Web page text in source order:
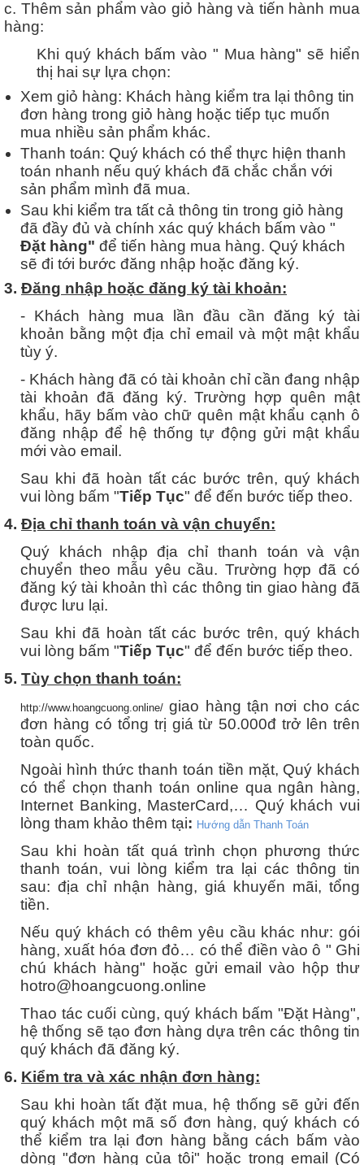
c. Thêm sản phẩm vào giỏ hàng và tiến hành mua
hàng:
Khi quý khách bấm vào " Mua hàng" sẽ hiển
thị hai sự lựa chọn:
Xem giỏ hàng: Khách hàng kiểm tra lại thông tin
đơn hàng trong giỏ hàng hoặc tiếp tục muốn
mua nhiều sản phẩm khác.
Thanh toán: Quý khách có thể thực hiện thanh
toán nhanh nếu quý khách đã chắc chắn với
sản phẩm mình đã mua.
Sau khi kiểm tra tất cả thông tin trong giỏ hàng
đã đầy đủ và chính xác quý khách bấm vào "
Đặt hàng" để tiến hàng mua hàng. Quý khách
sẽ đi tới bước đăng nhập hoặc đăng ký.
3. Đăng nhập hoặc đăng ký tài khoản:
- Khách hàng mua lần đầu cần đăng ký tài
khoản bằng một địa chỉ email và một mật khẩu
tùy ý.
- Khách hàng đã có tài khoản chỉ cần đang nhập
tài khoản đã đăng ký. Trường hợp quên mật
khẩu, hãy bấm vào chữ quên mật khẩu cạnh ô
đăng nhập để hệ thống tự động gửi mật khẩu
mới vào email.
Sau khi đã hoàn tất các bước trên, quý khách
vui lòng bấm "Tiếp Tục" để đến bước tiếp theo.
4. Địa chỉ thanh toán và vận chuyển:
Quý khách nhập địa chỉ thanh toán và vận
chuyển theo mẫu yêu cầu. Trường hợp đã có
đăng ký tài khoản thì các thông tin giao hàng đã
được lưu lại.
Sau khi đã hoàn tất các bước trên, quý khách
vui lòng bấm "Tiếp Tục" để đến bước tiếp theo.
5. Tùy chọn thanh toán:
http://www.hoangcuong.online/ giao hàng tận nơi cho các
đơn hàng có tổng trị giá từ 50.000đ trở lên trên
toàn quốc.
Ngoài hình thức thanh toán tiền mặt, Quý khách
có thể chọn thanh toán online qua ngân hàng,
Internet Banking, MasterCard,… Quý khách vui
lòng tham khảo thêm tại: Hướng dẫn Thanh Toán
Sau khi hoàn tất quá trình chọn phương thức
thanh toán, vui lòng kiểm tra lại các thông tin
sau: địa chỉ nhận hàng, giá khuyến mãi, tổng
tiền.
Nếu quý khách có thêm yêu cầu khác như: gói
hàng, xuất hóa đơn đỏ… có thể điền vào ô " Ghi
chú khách hàng" hoặc gửi email vào hộp thư
hotro@hoangcuong.online
Thao tác cuối cùng, quý khách bấm "Đặt Hàng",
hệ thống sẽ tạo đơn hàng dựa trên các thông tin
quý khách đã đăng ký.
6. Kiểm tra và xác nhận đơn hàng:
Sau khi hoàn tất đặt mua, hệ thống sẽ gửi đến
quý khách một mã số đơn hàng, quý khách có
thể kiểm tra lại đơn hàng bằng cách bấm vào
dòng "đơn hàng của tôi" hoặc trong email (Có